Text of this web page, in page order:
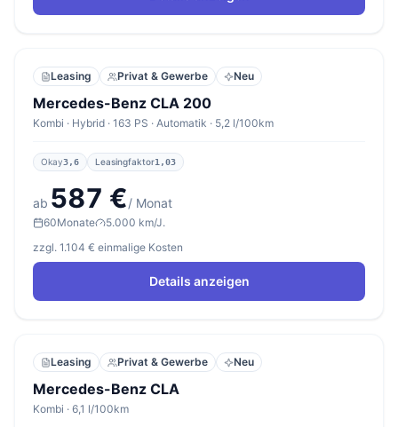
Leasing Privat & Gewerbe Neu
Mercedes-Benz CLA 200
Kombi · Hybrid · 163 PS · Automatik · 5,2 l/100km
Okay3,6 Leasingfaktor1,03
ab 587 €/ Monat
60Monate
5.000 km/J.
zzgl. 1.104 € einmalige Kosten
Details anzeigen
Leasing Privat & Gewerbe Neu
Mercedes-Benz CLA
Kombi · 6,1 l/100km